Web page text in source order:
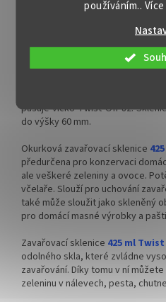
používáním..
✅ Ideální na pečený čaj, krémy,
✅ Paleta skladem a ihned k
odeslání!
Na paletě je 9 324 ks sklenic
BEZ VÍČEK VČETNĚ 28 ks
VRATNÝCH PLASTOVÝCH
PROLOŽEK.
Detailní popis produktu
Elegantně zaoblená
pasuje víčko Twist Off 82.
do výšky 60 mm.
Okurková zavařovací sklenice 42
předurčena pro konzervaci
ale veškeré zeleniny a ovoce.
včelaře. Slouží pro uchování
také může sloužit jako skleněný
pro domácí masné výrobky a
Zavařovací sklenice 425 ml Twist
odolného skla, které zvládne
zavařování. Díky tomu v ní
zeleninu v nálevech, pesta,